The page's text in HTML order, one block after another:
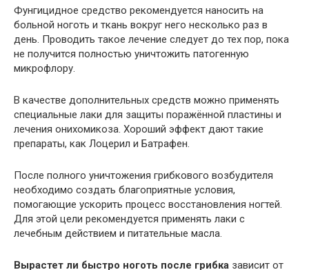
Фунгицидное средство рекомендуется наносить на
больной ноготь и ткань вокруг него несколько раз в
день. Проводить такое лечение следует до тех пор, пока
не получится полностью уничтожить патогенную
микрофлору.
В качестве дополнительных средств можно применять
специальные лаки для защиты поражённой пластины и
лечения онихомикоза. Хороший эффект дают такие
препараты, как Лоцерил и Батрафен.
После полного уничтожения грибкового возбудителя
необходимо создать благоприятные условия,
помогающие ускорить процесс восстановления ногтей.
Для этой цели рекомендуется применять лаки с
лечебным действием и питательные масла.
Вырастет ли быстро ноготь после грибка зависит от